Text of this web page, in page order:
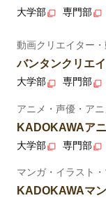
大学部 専門部
動画クリエイター
バンタンクリエ
大学部 専門部
アニメ・声優・ア
KADOKAWAア
大学部 専門部
マンガ・イラスト
KADOKAWAマ